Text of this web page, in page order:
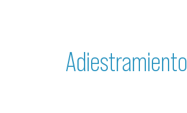
Adiestramiento